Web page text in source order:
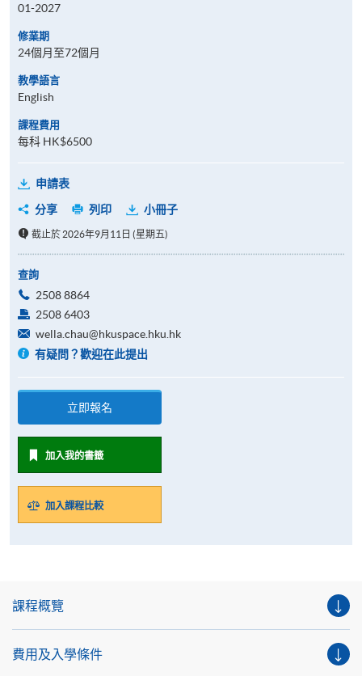
01-2027
修業期
24個月至72個月
教學語言
English
課程費用
每科 HK$6500
申請表
分享
列印 小冊子
截止於 2026年9月11日 (星期五)
查詢
2508 8864
2508 6403
wella.chau@hkuspace.hku.hk
有疑問？歡迎在此提出
立即報名
加入我的書籤
加入課程比較
課程概覽
費用及入學條件